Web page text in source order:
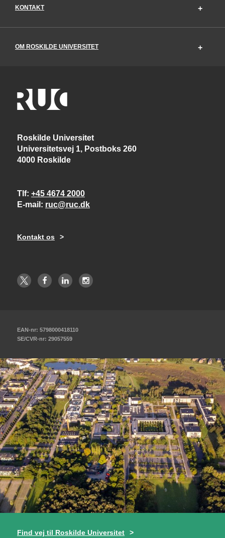
KONTAKT
OM ROSKILDE UNIVERSITET
Roskilde Universitet
Universitetsvej 1, Postboks 260
4000 Roskilde
Tlf +45 4674 2000
E-mail
ruc@ruc.dk
Kontakt os
EAN-nr: 5798000418110
SE/CVR-nr: 29057559
Find vej til Roskilde Universitet